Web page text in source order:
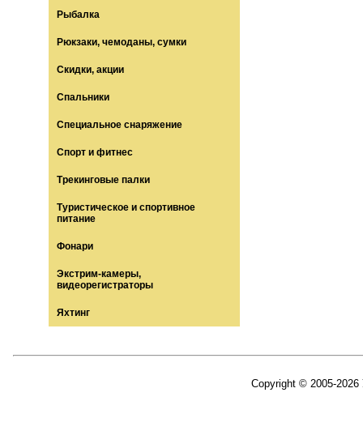
Рыбалка
Рюкзаки, чемоданы, сумки
Скидки, акции
Спальники
Специальное снаряжение
Спорт и фитнес
Трекинговые палки
Туристическое и спортивное
питание
Фонари
Экстрим-камеры,
видеорегистраторы
Яхтинг
Copyright © 2005-2026